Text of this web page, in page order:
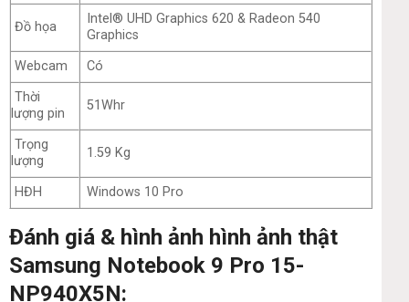
Đồ họa
Intel® UHD Graphics 620 & Radeon 540
Graphics
Webcam
Có
Thời
lượng pin
51Whr
Trọng
lượng
1.59 Kg
HĐH Windows 10 Pro
Đánh giá & hình ảnh hình ảnh thật
Samsung Notebook 9 Pro 15-
NP940X5N: